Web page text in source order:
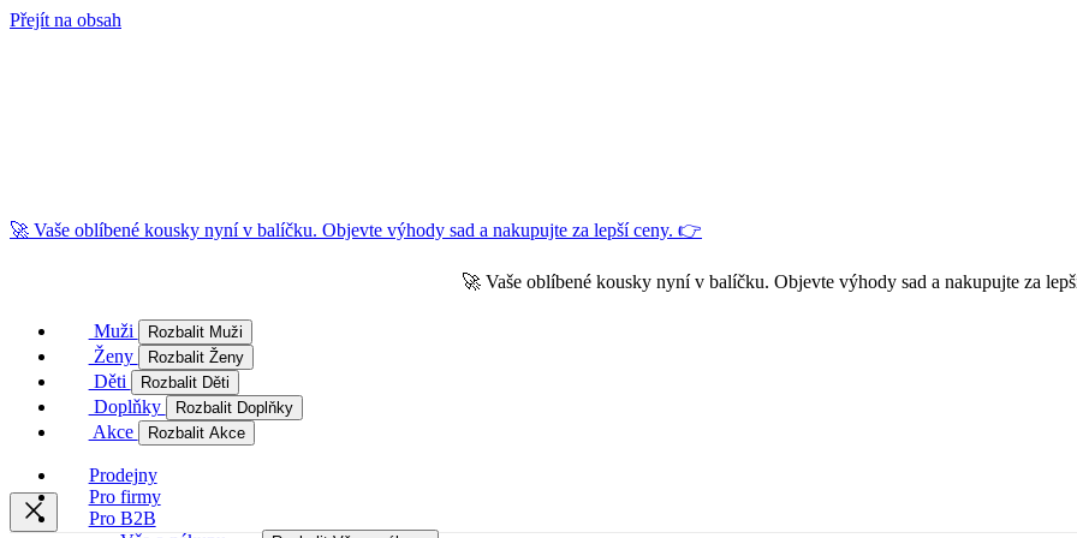
Přejít na obsah
🚀 Vaše oblíbené kousky nyní v balíčku. Objevte výhody sad a nakupujte za lepší ceny. 👉
🚀 Vaše oblíbené kousky nyní v balíčku. Objevte výhody sad a nakupujte za
Muži Rozbalit Muži
Ženy Rozbalit Ženy
Děti Rozbalit Děti
Doplňky Rozbalit Doplňky
Akce Rozbalit Akce
Prodejny
Pro firmy
Pro B2B